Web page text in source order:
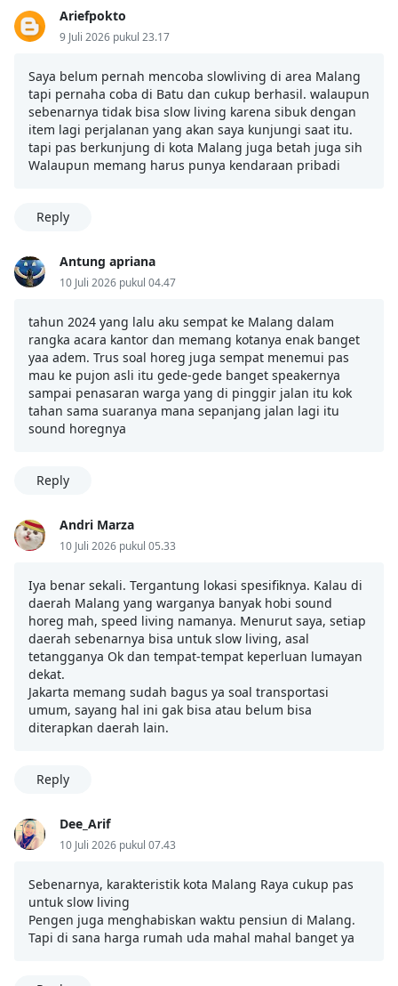
Ariefpokto
9 Juli 2026 pukul 23.17
Saya belum pernah mencoba slowliving di area Malang
tapi pernaha coba di Batu dan cukup berhasil. walaupun
sebenarnya tidak bisa slow living karena sibuk dengan
item lagi perjalanan yang akan saya kunjungi saat itu.
tapi pas berkunjung di kota Malang juga betah juga sih
Walaupun memang harus punya kendaraan pribadi
Reply
Antung apriana
10 Juli 2026 pukul 04.47
tahun 2024 yang lalu aku sempat ke Malang dalam
rangka acara kantor dan memang kotanya enak banget
yaa adem. Trus soal horeg juga sempat menemui pas
mau ke pujon asli itu gede-gede banget speakernya
sampai penasaran warga yang di pinggir jalan itu kok
tahan sama suaranya mana sepanjang jalan lagi itu
sound horegnya
Reply
Andri Marza
10 Juli 2026 pukul 05.33
Iya benar sekali. Tergantung lokasi spesifiknya. Kalau di
daerah Malang yang warganya banyak hobi sound
horeg mah, speed living namanya. Menurut saya, setiap
daerah sebenarnya bisa untuk slow living, asal
tetangganya Ok dan tempat-tempat keperluan lumayan
dekat.
Jakarta memang sudah bagus ya soal transportasi
umum, sayang hal ini gak bisa atau belum bisa
diterapkan daerah lain.
Reply
Dee_Arif
10 Juli 2026 pukul 07.43
Sebenarnya, karakteristik kota Malang Raya cukup pas
untuk slow living
Pengen juga menghabiskan waktu pensiun di Malang.
Tapi di sana harga rumah uda mahal mahal banget ya